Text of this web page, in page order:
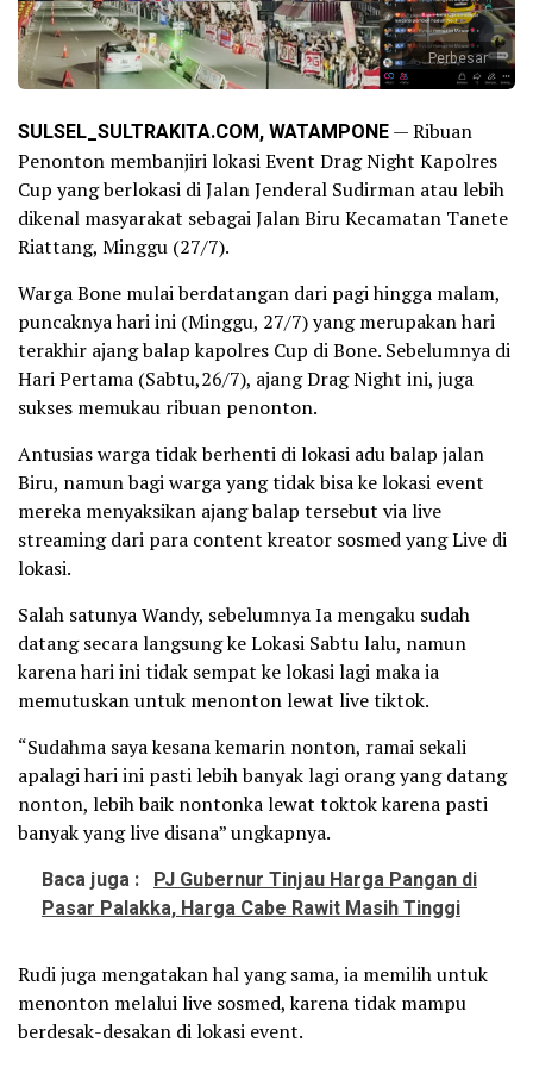
Perbesar
SULSEL_SULTRAKITA.COM, WATAMPONE— Ribuan
Penonton membanjiri lokasi Event Drag Night Kapolres
Cup yang berlokasi di Jalan Jenderal Sudirman atau lebih
dikenal masyarakat sebagai Jalan Biru Kecamatan Tanete
Riattang, Minggu (27/7).
Warga Bone mulai berdatangan dari pagi hingga malam,
puncaknya hari ini (Minggu, 27/7) yang merupakan hari
terakhir ajang balap kapolres Cup di Bone. Sebelumnya di
Hari Pertama (Sabtu,26/7), ajang Drag Night ini, juga
sukses memukau ribuan penonton.
Antusias warga tidak berhenti di lokasi adu balap jalan
Biru, namun bagi warga yang tidak bisa ke lokasi event
mereka menyaksikan ajang balap tersebut via live
streaming dari para content kreator sosmed yang Live di
lokasi.
Salah satunya Wandy, sebelumnya Ia mengaku sudah
datang secara langsung ke Lokasi Sabtu lalu, namun
karena hari ini tidak sempat ke lokasi lagi maka ia
memutuskan untuk menonton lewat live tiktok.
“Sudahma saya kesana kemarin nonton, ramai sekali
apalagi hari ini pasti lebih banyak lagi orang yang datang
nonton, lebih baik nontonka lewat toktok karena pasti
banyak yang live disana” ungkapnya.
Baca juga : PJ Gubernur Tinjau Harga Pangan di
Pasar Palakka, Harga Cabe Rawit Masih Tinggi
Rudi juga mengatakan hal yang sama, ia memilih untuk
menonton melalui live sosmed, karena tidak mampu
berdesak-desakan di lokasi event.